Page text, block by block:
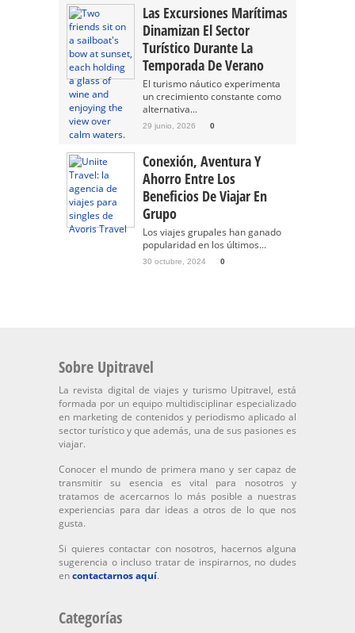
Las Excursiones Marítimas
Dinamizan El Sector
Turístico Durante La
Temporada De Verano
El turismo náutico experimenta
un crecimiento constante como
alternativa...
29 junio, 2026 0
Conexión, Aventura Y
Ahorro Entre Los
Beneficios De Viajar En
Grupo
Los viajes grupales han ganado
popularidad en los últimos...
30 octubre, 2024 0
Sobre Upitravel
La revista digital de viajes y turismo Upitravel, está
formada por un equipo multidisciplinar especializado
en marketing de contenidos y periodismo aplicado al
sector turístico y que además, una de sus pasiones es
viajar.
Conocer el mundo de primera mano y ser capaz de
transmitir su esencia es vital para nosotros y
tratamos de acercarnos lo más posible a nuestras
experiencias para dar ideas a otros de lo que nos
gusta.
Si quieres contactar con nosotros, hacernos alguna
sugerencia o incluso tratar de inspirarnos, no dudes
encontactarnos aquí.
Categorías